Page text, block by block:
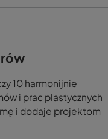
10 harmonijnie
i prac plastycznych
i dodaje projektom